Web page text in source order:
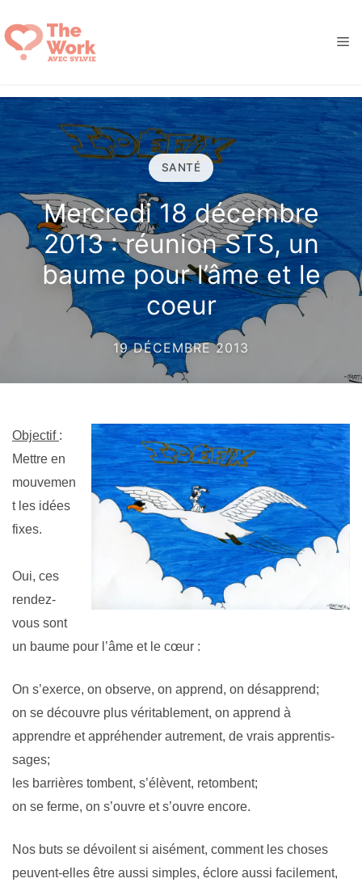
au
contenu
SANTÉ
Mercredi 18 décembre
2013 : réunion STS, un
baume pour l’âme et le
coeur
19 DÉCEMBRE 2013
Objectif :
Mettre en
mouvemen
t les idées
fixes.
Oui, ces
rendez-
vous sont
un baume pour l’âme et le cœur :
On s’exerce, on observe, on apprend, on désapprend;
on se découvre plus véritablement, on apprend à
apprendre et appréhender autrement, de vrais apprentis-
sages;
les barrières tombent, s’élèvent, retombent;
on se ferme, on s’ouvre et s’ouvre encore.
Nos buts se dévoilent si aisément, comment les choses
peuvent-elles être aussi simples, éclore aussi facilement,